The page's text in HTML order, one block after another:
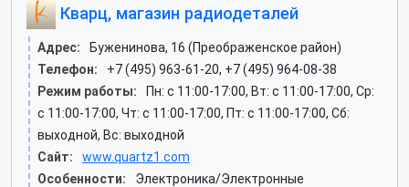
Кварц, магазин радиодеталей
Адрес:
Буженинова, 16 (Преображенское район)
Телефон:
+7 (495) 963-61-20, +7 (495) 964-08-38
Режим работы:
Пн: c 11:00-17:00, Вт: c 11:00-17:00, Ср:
c 11:00-17:00, Чт: c 11:00-17:00, Пт: c 11:00-17:00, Сб:
выходной, Вс: выходной
Сайт:
www.quartz1.com
Особенности:
Электроника/Электронные